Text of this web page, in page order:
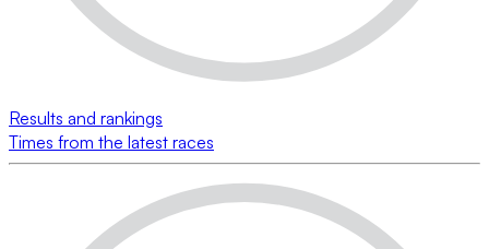
Results and rankings
Times from the latest races